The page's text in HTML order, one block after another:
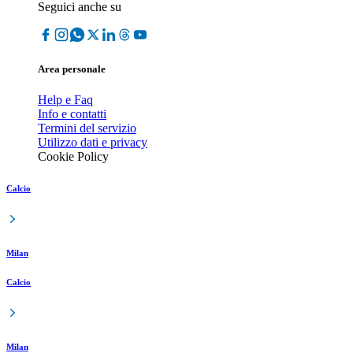
Seguici anche su
Area personale
Help e Faq
Info e contatti
Termini del servizio
Utilizzo dati e privacy
Cookie Policy
Calcio
Milan
Calcio
Milan